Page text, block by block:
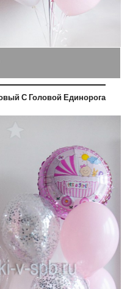
С Головой Единорога